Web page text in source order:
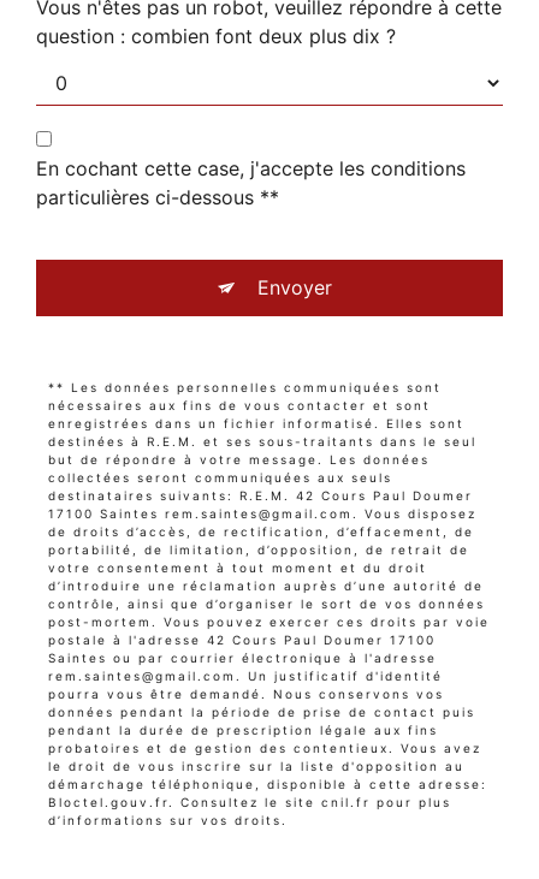
Vous n'êtes pas un robot, veuillez répondre à cette
question : combien font deux plus dix ?
En cochant cette case, j'accepte les conditions
particulières ci-dessous **
Envoyer
** Les données personnelles communiquées sont
nécessaires aux fins de vous contacter et sont
enregistrées dans un fichier informatisé. Elles sont
destinées à R.E.M. et ses sous-traitants dans le seul
but de répondre à votre message. Les données
collectées seront communiquées aux seuls
destinataires suivants: R.E.M. 42 Cours Paul Doumer
17100 Saintes rem.saintes@gmail.com. Vous disposez
de droits d’accès, de rectification, d’effacement, de
portabilité, de limitation, d’opposition, de retrait de
votre consentement à tout moment et du droit
d’introduire une réclamation auprès d’une autorité de
contrôle, ainsi que d’organiser le sort de vos données
post-mortem. Vous pouvez exercer ces droits par voie
postale à l'adresse 42 Cours Paul Doumer 17100
Saintes ou par courrier électronique à l'adresse
rem.saintes@gmail.com. Un justificatif d'identité
pourra vous être demandé. Nous conservons vos
données pendant la période de prise de contact puis
pendant la durée de prescription légale aux fins
probatoires et de gestion des contentieux. Vous avez
le droit de vous inscrire sur la liste d'opposition au
démarchage téléphonique, disponible à cette adresse:
Bloctel.gouv.fr. Consultez le site cnil.fr pour plus
d’informations sur vos droits.